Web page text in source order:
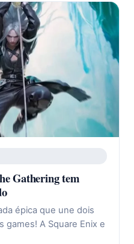
Gathering tem
épica que une dois
games! A Square Enix e